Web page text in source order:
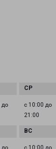
до
с 10:00 до
21:00